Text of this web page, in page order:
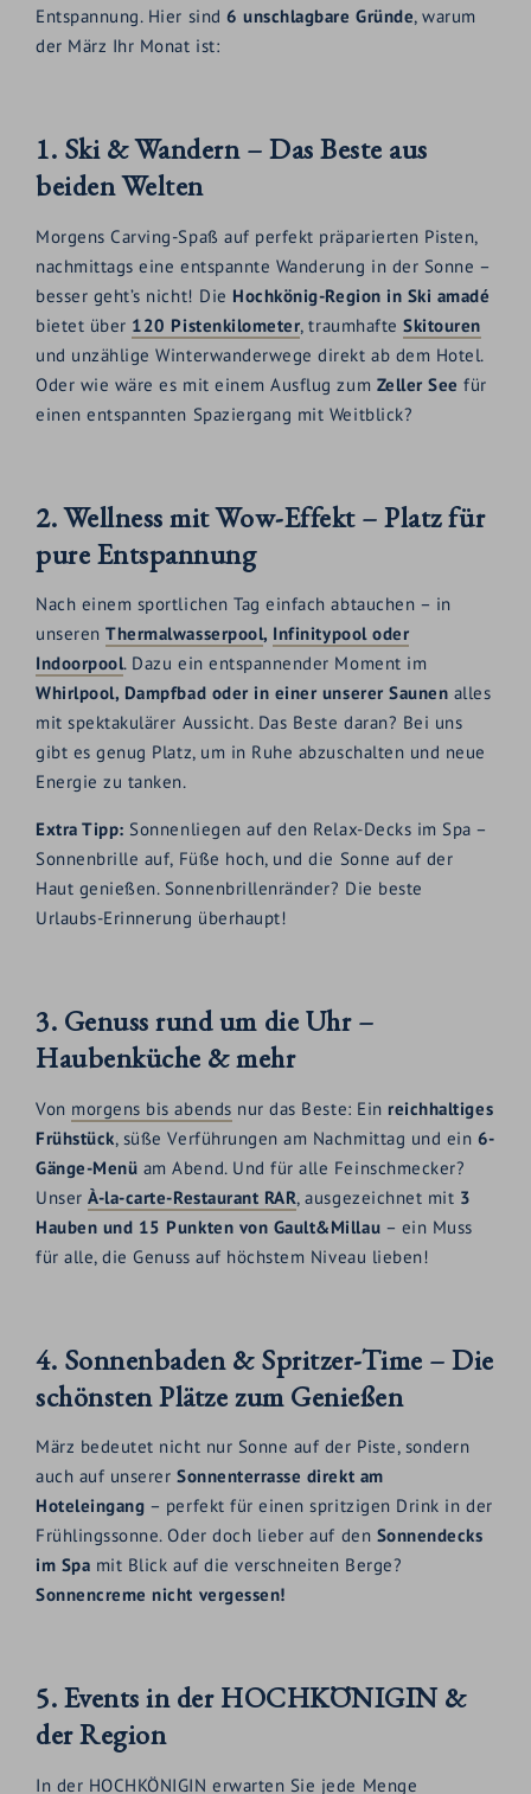
Entspannung. Hier sind6 unschlagbare Gründe, warum
der März Ihr Monat ist:
1. Ski & Wandern – Das Beste aus
beiden Welten
Morgens Carving-Spaß auf perfekt präparierten Pisten,
nachmittags eine entspannte Wanderung in der Sonne –
besser geht’s nicht! Die Hochkönig-Region in Ski amadé
bietet über 120 Pistenkilometer, traumhafteSkitouren
und unzählige Winterwanderwege direkt ab dem Hotel.
Oder wie wäre es mit einem Ausflug zum Zeller See für
einen entspannten Spaziergang mit Weitblick?
2. Wellness mit Wow-Effekt – Platz für
pure Entspannung
Nach einem sportlichen Tag einfach abtauchen – in
unserenThermalwasserpool, Infinitypool oder
Indoorpool. Dazu ein entspannender Moment im
Whirlpool, Dampfbad oder in einer unserer Saunen alles
mit spektakulärer Aussicht. Das Beste daran? Bei uns
gibt es genug Platz, um in Ruhe abzuschalten und neue
Energie zu tanken.
Extra Tipp: Sonnenliegen auf den Relax-Decks im Spa –
Sonnenbrille auf, Füße hoch, und die Sonne auf der
Haut genießen. Sonnenbrillenränder? Die beste
Urlaubs-Erinnerung überhaupt!
3. Genuss rund um die Uhr –
Haubenküche & mehr
Von morgens bis abends nur das Beste: Ein reichhaltiges
Frühstück, süße Verführungen am Nachmittag und ein 6-
Gänge-Menü am Abend. Und für alle Feinschmecker?
UnserÀ-la-carte-Restaurant RAR, ausgezeichnet mit 3
Hauben und 15 Punkten von Gault&Millau – ein Muss
für alle, die Genuss auf höchstem Niveau lieben!
4. Sonnenbaden & Spritzer-Time – Die
schönsten Plätze zum Genießen
März bedeutet nicht nur Sonne auf der Piste, sondern
auch auf unserer Sonnenterrasse direkt am
Hoteleingang – perfekt für einen spritzigen Drink in der
Frühlingssonne. Oder doch lieber auf den Sonnendecks
im Spa mit Blick auf die verschneiten Berge?
Sonnencreme nicht vergessen!
5. Events in der HOCHKÖNIGIN &
der Region
In der HOCHKÖNIGIN erwarten Sie jede Menge